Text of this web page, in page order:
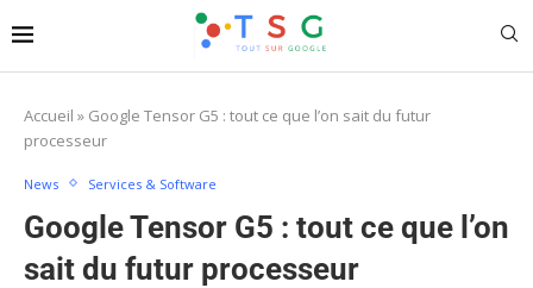
Accueil » Google Tensor G5 : tout ce que l’on sait du futur
processeur
News Services & Software
Google Tensor G5 : tout ce que l’on
sait du futur processeur